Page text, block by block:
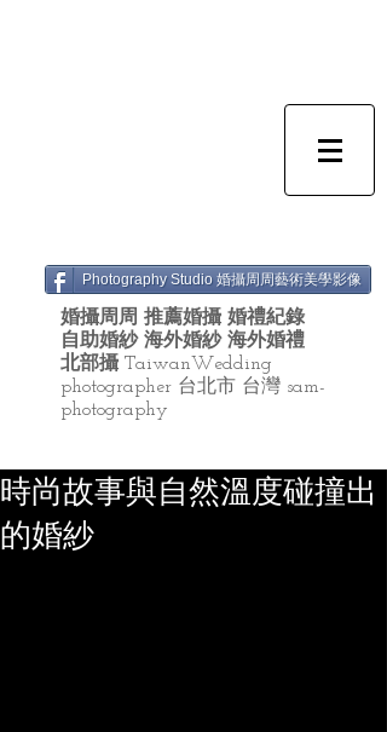
Photography Studio 婚攝周周藝術美學影像
婚攝周周 推薦婚攝 婚禮紀錄
自助婚紗 海外婚紗 海外婚禮
北部攝 TaiwanWedding
photographer 台北市 台灣 sam-
photography
時尚故事與自然溫度碰撞出
的婚紗